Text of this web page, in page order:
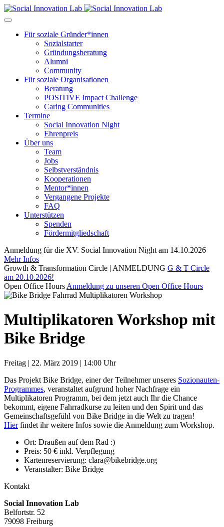
Für soziale Gründer*innen
Sozialstarter
Gründungsberatung
Alumni
Community
Für soziale Organisationen
Beratung
POSITIVE Impact Challenge
Caring Communities
Termine
Social Innovation Night
Ehrenpreis
Über uns
Team
Jobs
Selbstverständnis
Kooperationen
Mentor*innen
Vergangene Projekte
FAQ
Unterstützen
Spenden
Fördermitgliedschaft
Anmeldung für die XV. Social Innovation Night am 14.10.2026
Mehr Infos
Growth & Transformation Circle | ANMELDUNG G & T Circle
am 20.10.2026!
Open Office Hours Anmeldung zu unseren Open Office Hours
Multiplikatoren Workshop mit
Bike Bridge
Freitag | 22. März 2019 | 14:00 Uhr
Das Projekt Bike Bridge, einer der Teilnehmer unseres Sozionauten-
Programmes, veranstaltet aufgrund hoher Nachfrage ein
Multiplikatoren Programm, bei dem jetzt auch Ihr die Chance
bekommt, eigene Fahrradkurse zu leiten und den Spirit und das
Gemeinschaftsgefühl von Bike Bridge in die Welt zu tragen!
Hierfindet ihr weitere Infos sowie die Anmeldung zum Workshop.
Ort: Draußen auf dem Rad :)
Preis: 50 € inkl. Verpflegung
Kartenreservierung: clara@bikebridge.org
Veranstalter: Bike Bridge
Kontakt
Social Innovation Lab
Belfortstr. 52
79098 Freiburg